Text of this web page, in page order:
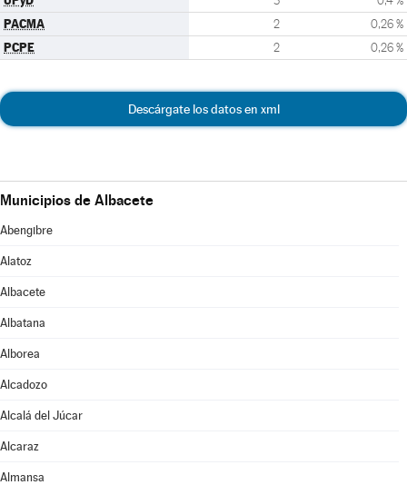
PACMA 2 0,26 %
PCPE 2 0,26 %
Descárgate los datos en xml
Municipios de Albacete
Abengibre
Alatoz
Albacete
Albatana
Alborea
Alcadozo
Alcalá del Júcar
Alcaraz
Almansa